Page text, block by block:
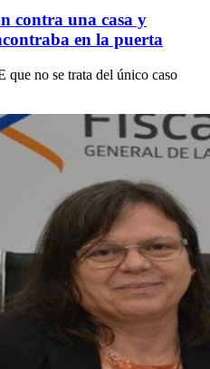
contra una casa y
en la puerta
no se trata del único caso